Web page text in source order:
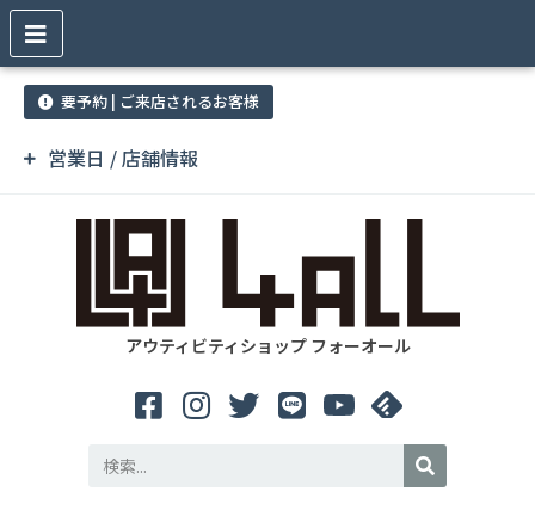
営業日 / 店舗情報
要予約 | ご来店されるお客様
アウティビティショップ フォーオール